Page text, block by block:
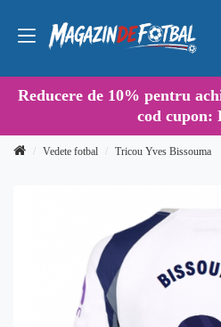
Reducere de 10% pentru
cod cupon:
Vedete fotbal Tricou Yves Bissouma